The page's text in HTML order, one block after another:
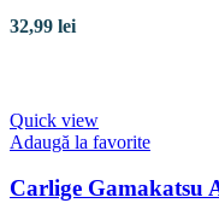
32,99 lei
Quick view
Adaugă la favorite
Carlige Gamakatsu